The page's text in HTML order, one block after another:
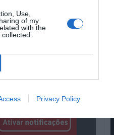
Use,
of my
with the
Privacy Policy